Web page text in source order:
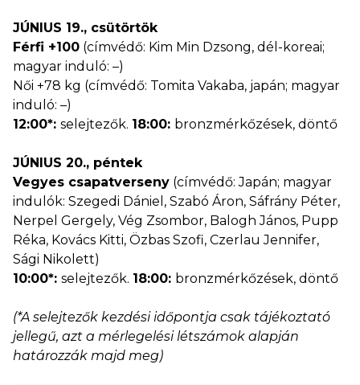
JÚNIUS 19., csütörtök
Férfi +100 (címvédő: Kim Min Dzsong, dél-koreai;
magyar induló: –)
Női +78 kg (címvédő: Tomita Vakaba, japán; magyar
induló: –)
12:00*: selejtezők. 18:00: bronzmérkőzések, döntő
JÚNIUS 20., péntek
Vegyes csapatverseny (címvédő: Japán; magyar
indulók: Szegedi Dániel, Szabó Áron, Sáfrány Péter,
Nerpel Gergely, Vég Zsombor, Balogh János, Pupp
Réka, Kovács Kitti, Özbas Szofi, Czerlau Jennifer,
Sági Nikolett)
10:00*: selejtezők. 18:00: bronzmérkőzések, döntő
(*A selejtezők kezdési időpontja csak tájékoztató
jellegű, azt a mérlegelési létszámok alapján
határozzák majd meg)